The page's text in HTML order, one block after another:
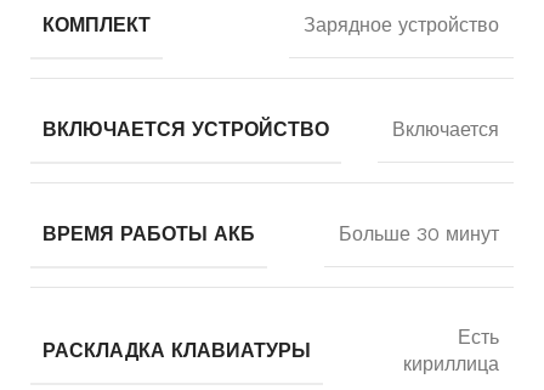
КОМПЛЕКТ Зарядное устройство
ВКЛЮЧАЕТСЯ УСТРОЙСТВО Включается
ВРЕМЯ РАБОТЫ АКБ Больше 30 минут
РАСКЛАДКА КЛАВИАТУРЫ
Есть
кириллица